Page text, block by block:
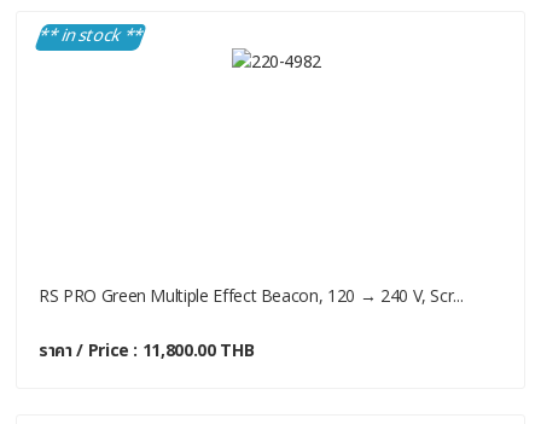
** in stock **
RS PRO Green Multiple Effect Beacon, 120 → 240 V, Scr...
ราคา / Price : 11,800.00 THB